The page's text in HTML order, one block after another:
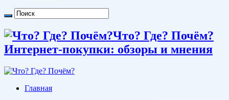
Что? Где? Почём?
Интернет-покупки: обзоры и мнения
Главная